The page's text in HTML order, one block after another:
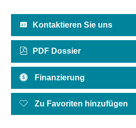
Kontaktieren Sie uns
PDF Dossier
Finanzierung
Zu Favoriten hinzufügen